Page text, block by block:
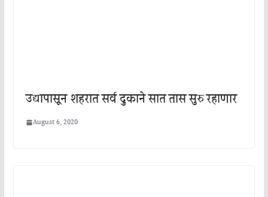
उद्यापासून शहरात सर्व दुकाने सात तास सुरु रहाणार
August 6, 2020